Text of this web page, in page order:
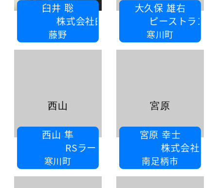
臼井 聡
株式会社臼井工業所
藤野
大久保 雄右
ピーストランポリンジム寒川
寒川町
西山 隼
RSラーテル
寒川町
西山
宮原 幸士
株式会社宮原電設
南足柄市
宮原